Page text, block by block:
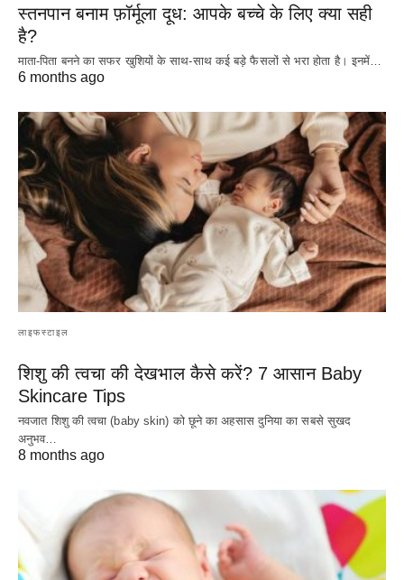
स्तनपान बनाम फ़ॉर्मूला दूध: आपके बच्चे के लिए क्या सही
है?
माता-पिता बनने का सफर खुशियों के साथ-साथ कई बड़े फैसलों से भरा होता है। इनमें…
6 months ago
लाइफस्टाइल
शिशु की त्वचा की देखभाल कैसे करें? 7 आसान Baby
Skincare Tips
नवजात शिशु की त्वचा (baby skin) को छूने का अहसास दुनिया का सबसे सुखद
अनुभव…
8 months ago